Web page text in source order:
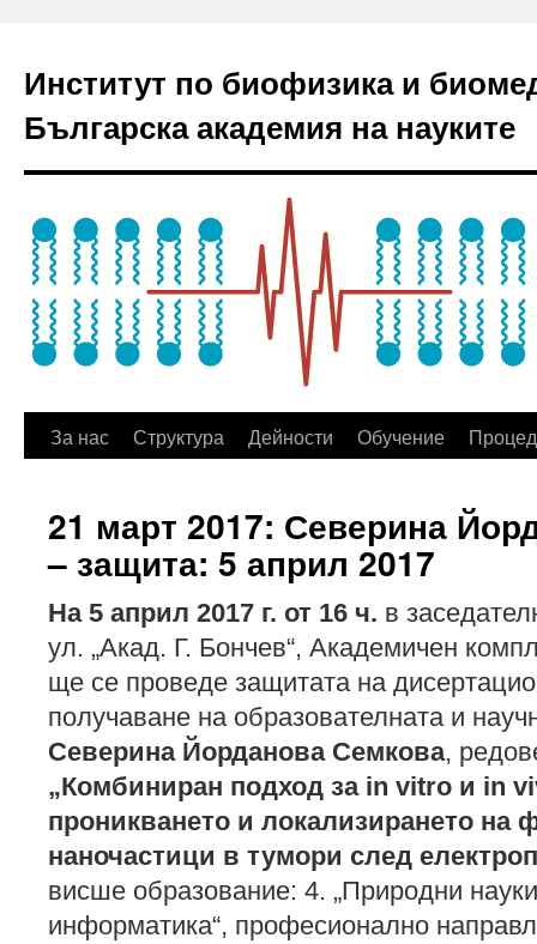
Институт по биофизика и
Българска академия на науките
За нас Структура Дейности Обучение
21 март 2017: Северина
– защита: 5 април 2017
На 5 април 2017 г. от 16 ч. в
ул. „Акад. Г. Бончев“, Академичен
ще се проведе защитата на
получаване на образователната и
Северина Йорданова Семкова,
„Комбиниран подход за in vitro и in
проникването и локализирането на
наночастици в тумори след
висше образование: 4. „Природни
информатика“, професионално